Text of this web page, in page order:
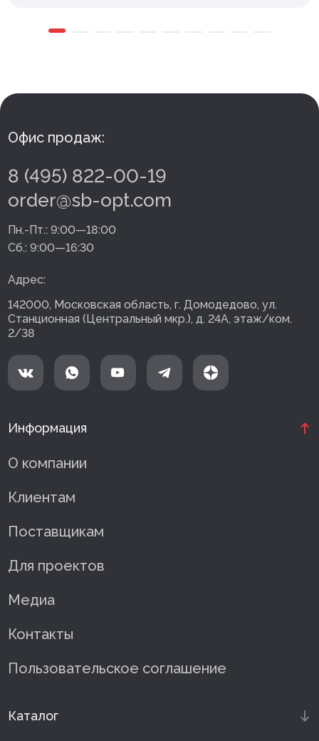
Офис продаж:
8 (495) 822-00-19
order@sb-opt.com
Пн.-Пт.: 9:00—18:00
Сб.: 9:00—16:30
Адрес:
142000, Московская область, г. Домодедово, ул.
Станционная (Центральный мкр.), д. 24А, этаж/ком.
2/38
Информация
О компании
Клиентам
Поставщикам
Для проектов
Медиа
Контакты
Пользовательское соглашение
Каталог